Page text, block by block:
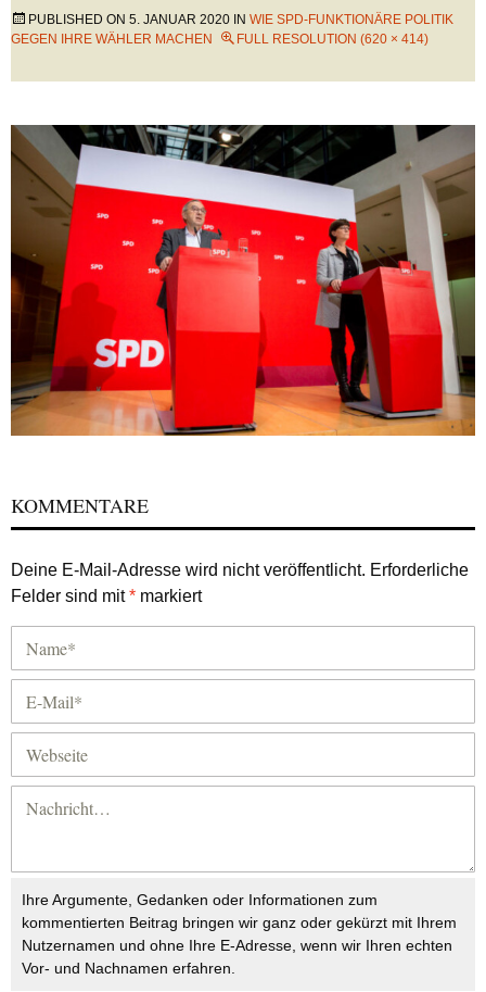
PUBLISHED ON 5. JANUAR 2020 IN WIE SPD-FUNKTIONÄRE POLITIK
GEGEN IHRE WÄHLER MACHEN
FULL RESOLUTION (620 × 414)
KOMMENTARE
Deine E-Mail-Adresse wird nicht veröffentlicht. Erforderliche
Felder sind mit* markiert
Ihre Argumente, Gedanken oder Informationen zum
kommentierten Beitrag bringen wir ganz oder gekürzt mit Ihrem
Nutzernamen und ohne Ihre E-Adresse, wenn wir Ihren echten
Vor- und Nachnamen erfahren.